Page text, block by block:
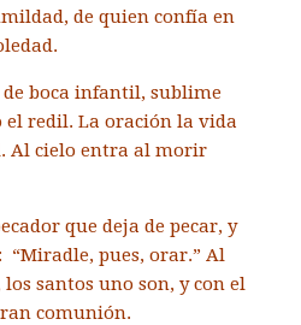
de quien confía en
de boca infantil, sublime
el redil. La oración la vida
Al cielo entra al morir
que deja de pecar, y
“Miradle, pues, orar.” Al
los santos uno son, y con el
comunión.